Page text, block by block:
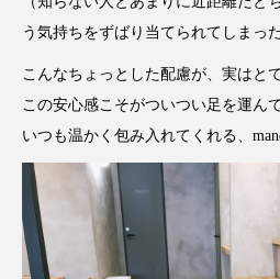
う気持ちをずばり当てられてしまっ
こんなちょっとした配慮が、実はと
この安心感こそがついつい足を運ん
いつも温かく包み入れてくれる、